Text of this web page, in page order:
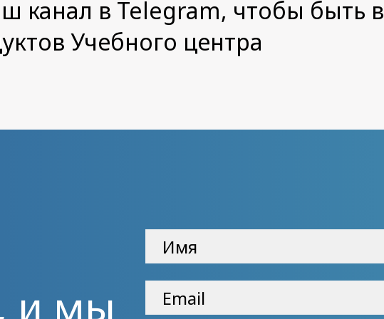
канал в Telegram, чтобы быть в
Учебного центра
и мы